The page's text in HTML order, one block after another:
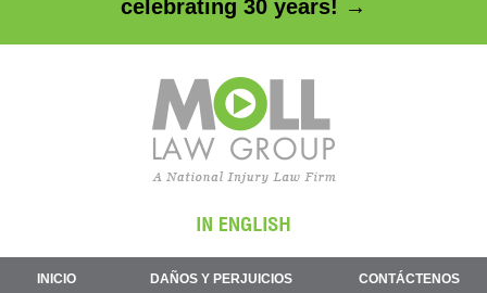
celebrating 30 years! →
INICIO DAÑOS Y PERJUICIOS CONTÁCTENOS